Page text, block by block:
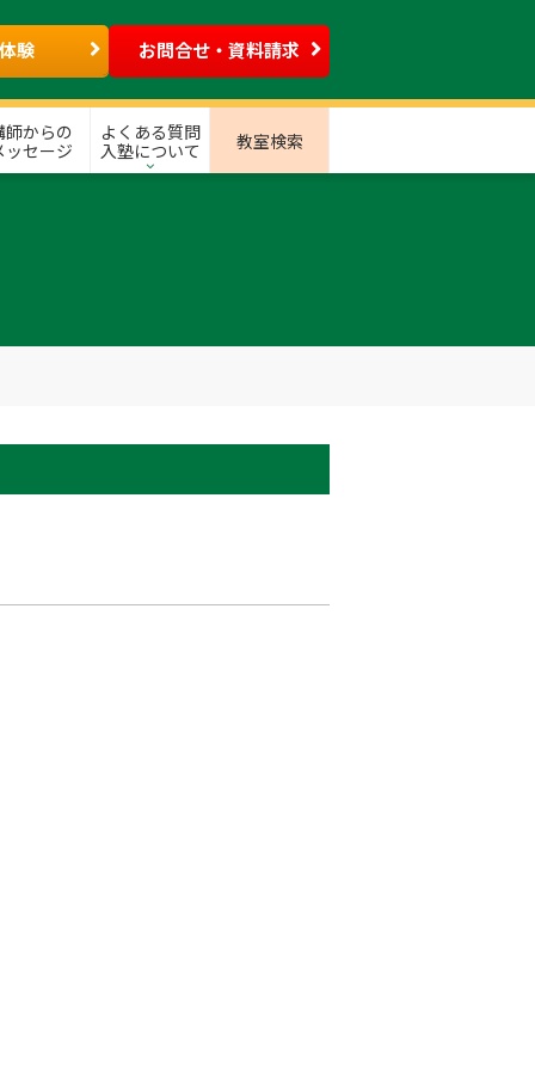
験 お問合せ・資料請求
師からの
ッセージ
よくある質問
入塾について
教室検索